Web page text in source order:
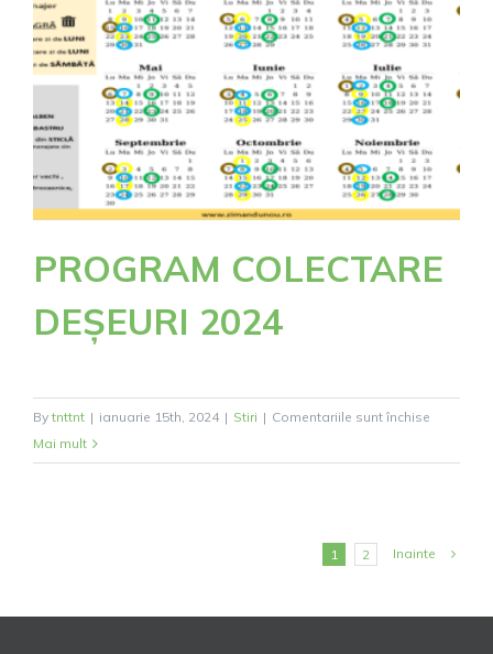
Cuz
Nou!
PROGRAM COLECTARE
DEȘEURI 2024
By tnttnt | ianuarie 15th, 2024 | Stiri | Comentariile sunt închise
Mai mult
1 2 Inainte